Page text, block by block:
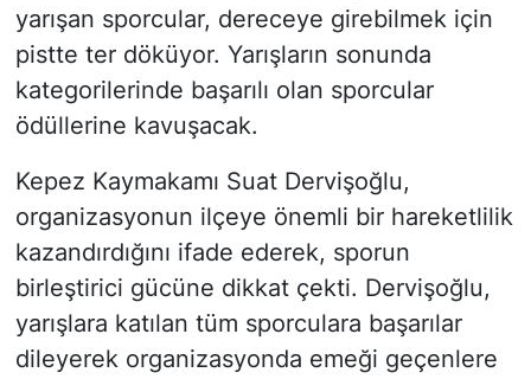
yarışan sporcular, dereceye girebilmek için
pistte ter döküyor. Yarışların sonunda
kategorilerinde başarılı olan sporcular
ödüllerine kavuşacak.
Kepez Kaymakamı Suat Dervişoğlu,
organizasyonun ilçeye önemli bir hareketlilik
kazandırdığını ifade ederek, sporun
birleştirici gücüne dikkat çekti. Dervişoğlu,
yarışlara katılan tüm sporculara başarılar
dileyerek organizasyonda emeği geçenlere